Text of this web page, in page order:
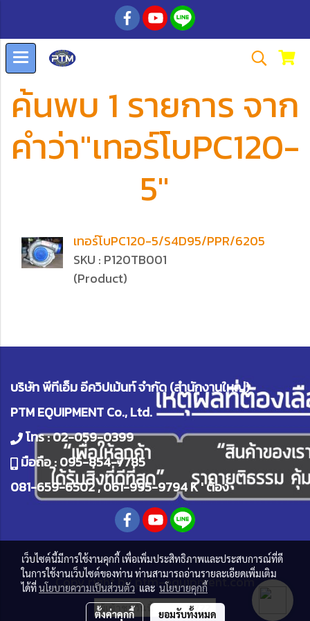
ค้นพบ 1 รายการ จาก
คำว่า"เทอร์โบPC120-
5"
เทอร์โบPC120-5/S4D95/PPR/6205
SKU : P120TB001
(Product)
บริษัท พีทีเอ็ม อีควิปเม้นท์ จำกัด (สำนักงานใหญ่)
PTM EQUIPMENT Co., Ltd.
โทร :02-059-0399
มือถือ :095-854-7785
081-659-6502,061-995-9794K ' ต้อง
Copy right byptm-equipment.com
ผู้เข้าชมวันนี้ 1,722
เว็บไซต์นี้มีการใช้งานคุกกี้ เพื่อเพิ่มประสิทธิภาพและประสบการณ์ที่ดี
ในการใช้งานเว็บไซต์ของท่าน ท่านสามารถอ่านรายละเอียดเพิ่มเติม
ได้ที่นโยบายความเป็นส่วนตัว และ นโยบายคุกกี้
ตั้งค่าคุกกี้ ยอมรับทั้งหมด